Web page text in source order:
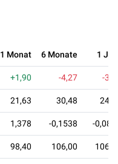
1 Monat 6 Monate 1
+1,90 -4,27 -
21,63 30,48
1,378 -0,1538 -
98,40 106,00